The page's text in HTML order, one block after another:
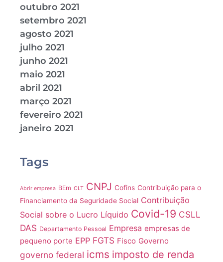
outubro 2021
setembro 2021
agosto 2021
julho 2021
junho 2021
maio 2021
abril 2021
março 2021
fevereiro 2021
janeiro 2021
Tags
Abrir empresa BEm CLT CNPJ Cofins Contribuição para o
Financiamento da Seguridade Social Contribuição
Social sobre o Lucro Líquido Covid-19 CSLL
DAS Departamento Pessoal Empresa empresas de
pequeno porte EPP FGTS Fisco Governo
governo federal icms imposto de renda